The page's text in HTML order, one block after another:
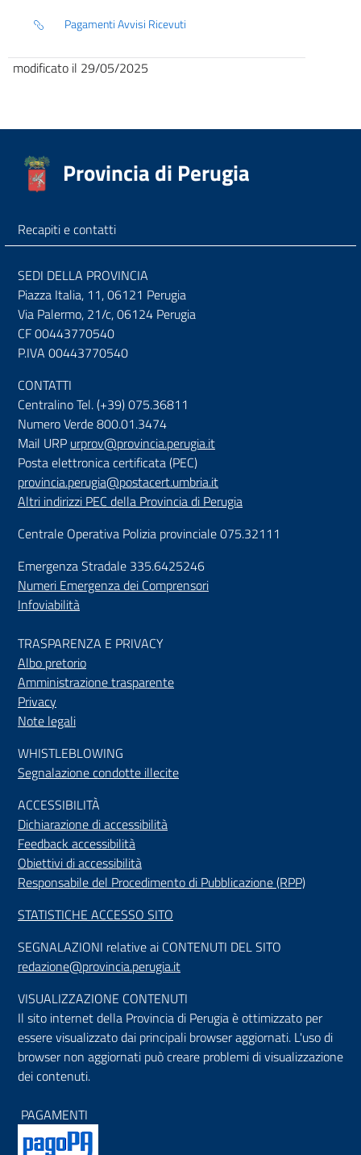
Pagamenti Avvisi Ricevuti
modificato il 29/05/2025
Provincia di Perugia
Recapiti e contatti
SEDI DELLA PROVINCIA
Piazza Italia, 11, 06121 Perugia
Via Palermo, 21/c, 06124 Perugia
CF 00443770540
P.IVA 00443770540
CONTATTI
Centralino Tel. (+39) 075.36811
Numero Verde 800.01.3474
Mail URP urprov@provincia.perugia.it
Posta elettronica certificata (PEC)
provincia.perugia@postacert.umbria.it
Altri indirizzi PEC della Provincia di Perugia
Centrale Operativa Polizia provinciale 075.32111
Emergenza Stradale 335.6425246
Numeri Emergenza dei Comprensori
Infoviabilità
TRASPARENZA E PRIVACY
Albo pretorio
Amministrazione trasparente
Privacy
Note legali
WHISTLEBLOWING
Segnalazione condotte illecite
ACCESSIBILITÀ
Dichiarazione di accessibilità
Feedback accessibilità
Obiettivi di accessibilità
Responsabile del Procedimento di Pubblicazione (RPP)
STATISTICHE ACCESSO SITO
SEGNALAZIONI relative ai CONTENUTI DEL SITO
redazione@provincia.perugia.it
VISUALIZZAZIONE CONTENUTI
Il sito internet della Provincia di Perugia è ottimizzato per
essere visualizzato dai principali browser aggiornati. L'uso di
browser non aggiornati può creare problemi di visualizzazione
dei contenuti.
PAGAMENTI